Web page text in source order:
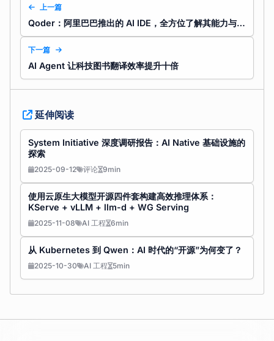
上一篇
Qoder：阿里巴巴推出的 AI IDE，全方位了解其能力与未来
下一篇
AI Agent 让科技图书翻译效率提升十倍
延伸阅读
System Initiative 深度调研报告：AI Native 基础设施的
探索
2025-09-12 评论 9min
使用云原生大模型开源四件套构建高效推理体系：
KServe + vLLM + llm-d + WG Serving
2025-11-08 AI 工程 6min
从 Kubernetes 到 Qwen：AI 时代的“开源”为何变了？
2025-10-30 AI 工程 5min